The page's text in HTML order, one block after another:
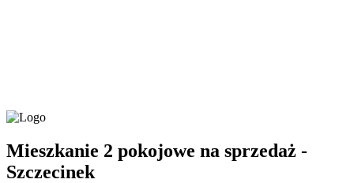
Mieszkanie 2 pokojowe na sprzedaż -
Szczecinek